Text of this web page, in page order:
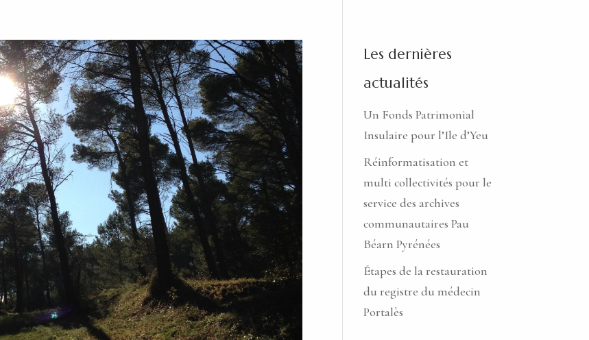
Les dernières
actualités
Un Fonds Patrimonial
Insulaire pour l’Ile d’Yeu
Réinformatisation et
multi collectivités pour le
service des archives
communautaires Pau
Béarn Pyrénées
Étapes de la restauration
du registre du médecin
Portalès